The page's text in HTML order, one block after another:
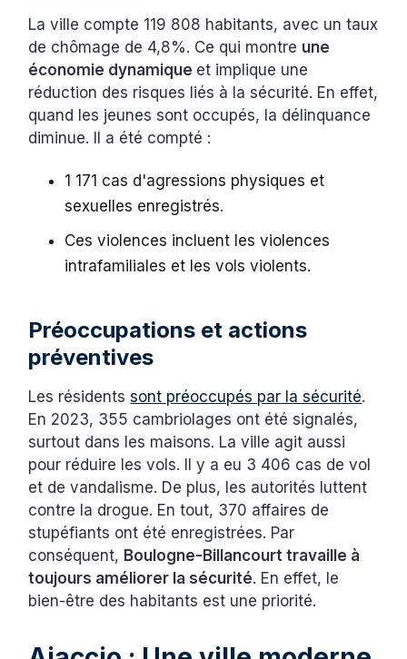
La ville compte 119 808 habitants, avec un taux
de chômage de 4,8%. Ce qui montre une
économie dynamique et implique une
réduction des risques liés à la sécurité. En effet,
quand les jeunes sont occupés, la délinquance
diminue. Il a été compté :
1 171 cas d'agressions physiques et
sexuelles enregistrés.
Ces violences incluent les violences
intrafamiliales et les vols violents.
Préoccupations et actions
préventives
Les résidentssont préoccupés par la sécurité.
En 2023, 355 cambriolages ont été signalés,
surtout dans les maisons. La ville agit aussi
pour réduire les vols. Il y a eu 3 406 cas de vol
et de vandalisme. De plus, les autorités luttent
contre la drogue. En tout, 370 affaires de
stupéfiants ont été enregistrées. Par
conséquent, Boulogne-Billancourt travaille à
toujours améliorer la sécurité. En effet, le
bien-être des habitants est une priorité.